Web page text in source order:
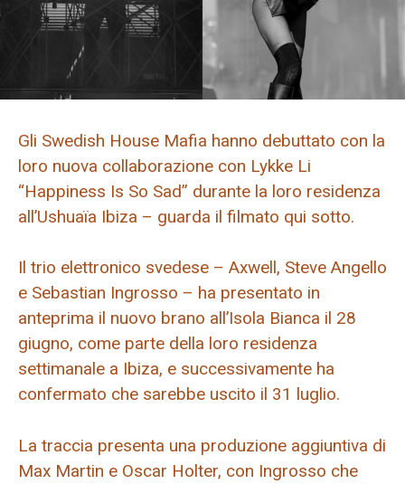
Gli Swedish House Mafia hanno debuttato con la
loro nuova collaborazione con Lykke Li
“Happiness Is So Sad” durante la loro residenza
all’Ushuaïa Ibiza – guarda il filmato qui sotto.
Il trio elettronico svedese – Axwell, Steve Angello
e Sebastian Ingrosso – ha presentato in
anteprima il nuovo brano all’Isola Bianca il 28
giugno, come parte della loro residenza
settimanale a Ibiza, e successivamente ha
confermato che sarebbe uscito il 31 luglio.
La traccia presenta una produzione aggiuntiva di
Max Martin e Oscar Holter, con Ingrosso che